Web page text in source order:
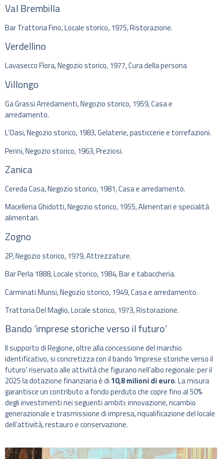
Val Brembilla
Bar Trattoria Fino, Locale storico, 1975, Ristorazione.
Verdellino
Lavasecco Flora, Negozio storico, 1977, Cura della persona
Villongo
Ga Grassi Arredamenti, Negozio storico, 1959, Casa e
arredamento.
L’Oasi, Negozio storico, 1983, Gelaterie, pasticcerie e torrefazioni.
Perini, Negozio storico, 1963, Preziosi.
Zanica
Cereda Casa, Negozio storico, 1981, Casa e arredamento.
Macelleria Ghidotti, Negozio storico, 1955, Alimentari e specialità
alimentari.
Zogno
2P, Negozio storico, 1979, Attrezzature.
Bar Perla 1888, Locale storico, 1984, Bar e tabaccheria.
Carminati Munsi, Negozio storico, 1949, Casa e arredamento.
Trattoria Del Maglio, Locale storico, 1973, Ristorazione.
Bando ‘imprese storiche verso il futuro’
Il supporto di Regione, oltre alla concessione del marchio
identificativo, si concretizza con il bando ‘Imprese storiche verso il
futuro’ riservato alle attività che figurano nell’albo regionale: per il
2025 la dotazione finanziaria è di 10,8 milioni di euro. La misura
garantisce un contributo a fondo perduto che copre fino al 50%
degli investimenti nei seguenti ambiti: innovazione, ricambio
generazionale e trasmissione di impresa, riqualificazione del locale
dell’attività, restauro e conservazione.